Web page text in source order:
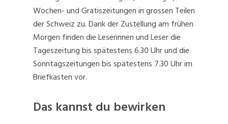
Wochen- und Gratiszeitungen in grossen Teilen
der Schweiz zu. Dank der Zustellung am frühen
Morgen finden die Leserinnen und Leser die
Tageszeitung bis spätestens 6.30 Uhr und die
Sonntagszeitungen bis spätestens 7.30 Uhr im
Briefkasten vor.
Das kannst du bewirken